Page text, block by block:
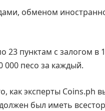
обменом
23 пунктам с залогом в
000 песо за каждый.
как эксперты Coins.ph
был иметь